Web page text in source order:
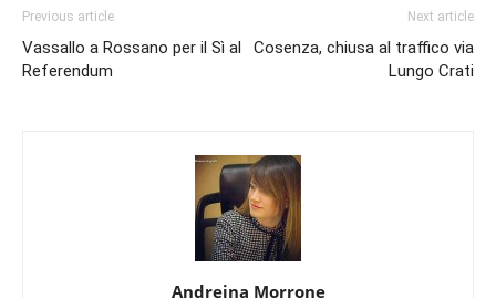
Previous article
Vassallo a Rossano per il Sì al
Referendum
Next article
Cosenza, chiusa al traffico via
Lungo Crati
Andreina Morrone